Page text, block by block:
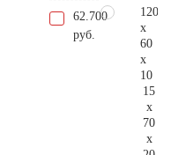
62.700
руб.
120
x
60
x
10
15
x
70
x